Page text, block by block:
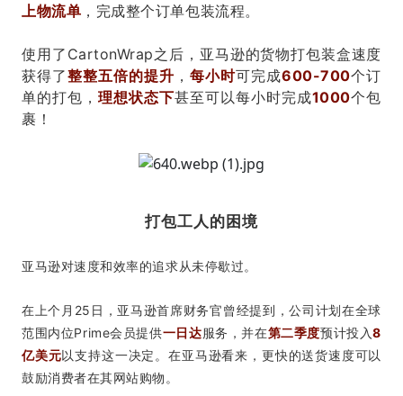
上物流单 ，完成整个订单包装流程。
使用了CartonWrap之后，亚马逊的货物打包装盒速度
获得了整整五倍的提升 ，每小时可完成600-700个订
单的打包， 理想状态下甚至可以每小时完成1000个包
裹！
打包工人的困境
亚马逊对速度和效率的追求从未停歇过。
在上个月25日，亚马逊首席财务官曾经提到，公司计划在全球
范围内位Prime会员提供一日达服务，并在第二季度预计投入8
亿美元以支持这一决定。在亚马逊看来，更快的送货速度可以
鼓励消费者在其网站购物。